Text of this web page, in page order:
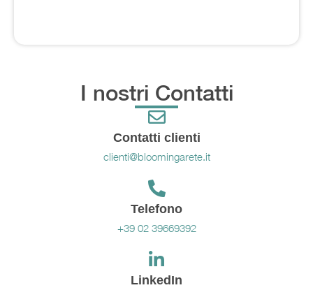
I nostri Contatti
Contatti clienti
clienti@bloomingarete.it
Telefono
+39 02 39669392
LinkedIn